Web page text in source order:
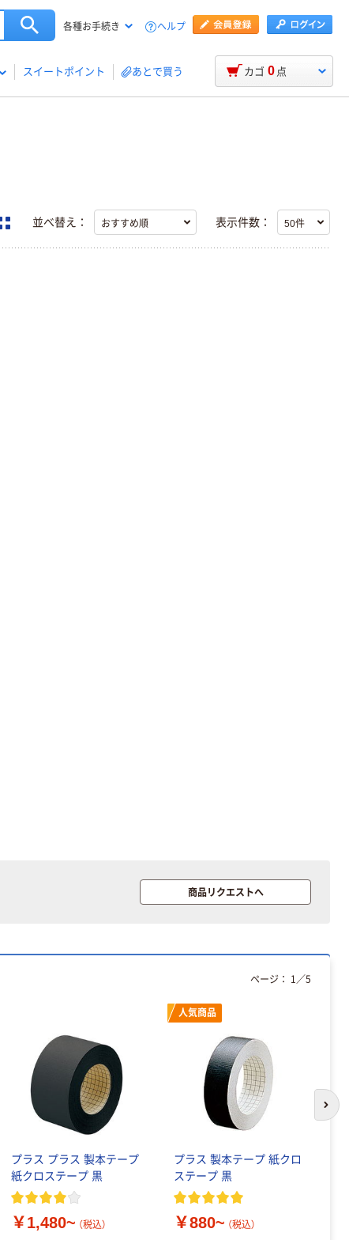
各種お手続き ヘルプ
スイートポイント あとで買う カゴ 0 点
並べ替え： 表示件数：
商品リクエストへ
プラス プラス 製本テープ
紙クロステープ 黒
￥1,480~ （税込）
人気商品
プラス 製本テープ 紙クロ
ステープ 黒
￥880~ （税込）
ページ： 1 ／5
次
アスクル フラッ
トファイル エコ
ノミータイプ
A4タテ(コクヨ
製造）
￥115~ （税込）
芯あり FSC認